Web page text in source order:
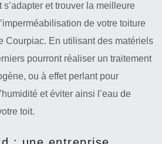
et trouver la meilleure
de votre toiture
Courpiac. En utilisant des matériels
pourront réaliser un traitement
ou à effet perlant pour
et éviter ainsi l’eau de
toit.